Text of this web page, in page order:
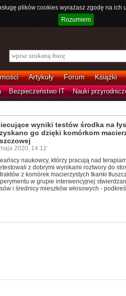
plików cookies wyrażasz zgodę na
Rozumiem
Artykuły Forum Książki
Bezpieczeństwo IT Nauki
wyniki testów środka na
go dzięki komórkom
2020, 14:12
naukowcy, którzy pracują nad
z dobrymi wynikami roztwory do
z komórek macierzystych tkanki
w grupie interwencyjnej
i średnicy mieszków włosowych -